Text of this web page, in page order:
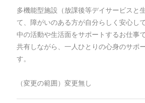
多機能型施設（放課後等デイサービスと
て、障がいのある方が自分らしく安心し
中の活動や生活面をサポートするお仕事
共有しながら、一人ひとりの心身のサポ
す。
（変更の範囲）変更無し